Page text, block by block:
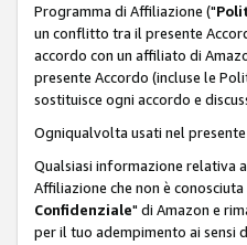
Programma di Affiliazione ("
un conflitto tra il presente
accordo con un affiliato di
presente Accordo (incluse le
sostituisce ogni accordo e
Ogniqualvolta usati nel
Qualsiasi informazione relativa
Affiliazione che non è
Confidenziale" di Amazon e
per il tuo adempimento ai sensi